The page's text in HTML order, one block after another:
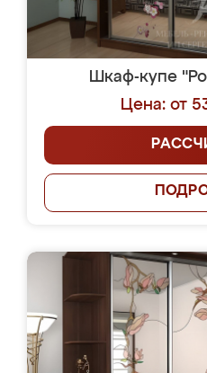
Шкаф-купе
Цена: от